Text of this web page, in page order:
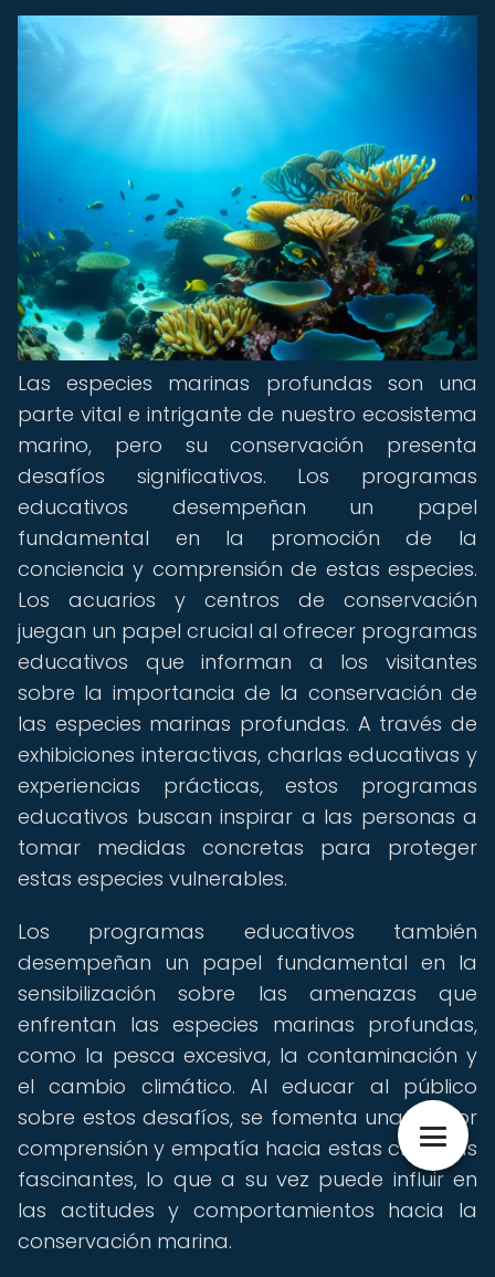
Las especies marinas profundas son una
parte vital e intrigante de nuestro ecosistema
marino, pero su conservación presenta
desafíos significativos. Los programas
educativos desempeñan un papel
fundamental en la promoción de la
conciencia y comprensión de estas especies.
Los acuarios y centros de conservación
juegan un papel crucial al ofrecer programas
educativos que informan a los visitantes
sobre la importancia de la conservación de
las especies marinas profundas. A través de
exhibiciones interactivas, charlas educativas y
experiencias prácticas, estos programas
educativos buscan inspirar a las personas a
tomar medidas concretas para proteger
estas especies vulnerables.
Los programas educativos también
desempeñan un papel fundamental en la
sensibilización sobre las amenazas que
enfrentan las especies marinas profundas,
como la pesca excesiva, la contaminación y
el cambio climático. Al educar al público
sobre estos desafíos, se fomenta una mayor
comprensión y empatía hacia estas criaturas
fascinantes, lo que a su vez puede influir en
las actitudes y comportamientos hacia la
conservación marina.